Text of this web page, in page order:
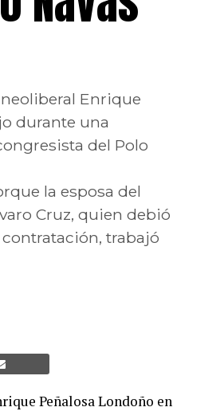
Enrique
durante una
del Polo
la esposa del
Cruz, quien debió
trabajó
Peñalosa Londoño en